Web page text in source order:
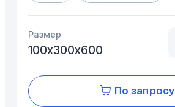
Размер
100х300х600
По запросу